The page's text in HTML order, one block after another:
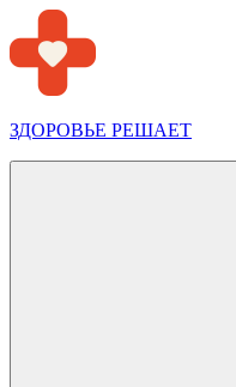
Перейти
к
содержимому
ЗДОРОВЬЕ РЕШАЕТ